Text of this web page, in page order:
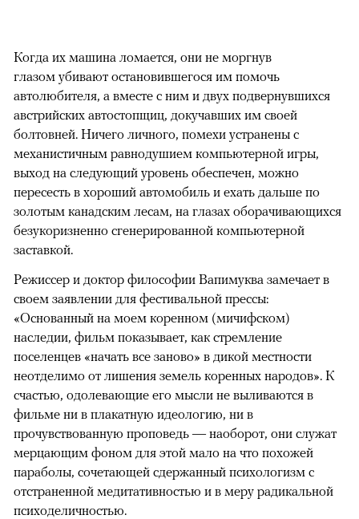
Когда их машина ломается, они не моргнув
глазом убивают остановившегося им помочь
автолюбителя, а вместе с ним и двух подвернувшихся
австрийских автостопщиц, докучавших им своей
болтовней. Ничего личного, помехи устранены с
механистичным равнодушием компьютерной игры,
выход на следующий уровень обеспечен, можно
пересесть в хороший автомобиль и ехать дальше по
золотым канадским лесам, на глазах оборачивающихся
безукоризненно сгенерированной компьютерной
заставкой.
Режиссер и доктор философии Вапимуква замечает в
своем заявлении для фестивальной прессы:
«Основанный на моем коренном (мичифском)
наследии, фильм показывает, как стремление
поселенцев «начать все заново» в дикой местности
неотделимо от лишения земель коренных народов». К
счастью, одолевающие его мысли не выливаются в
фильме ни в плакатную идеологию, ни в
прочувствованную проповедь — наоборот, они служат
мерцающим фоном для этой мало на что похожей
параболы, сочетающей сдержанный психологизм с
отстраненной медитативностью и в меру радикальной
психоделичностью.